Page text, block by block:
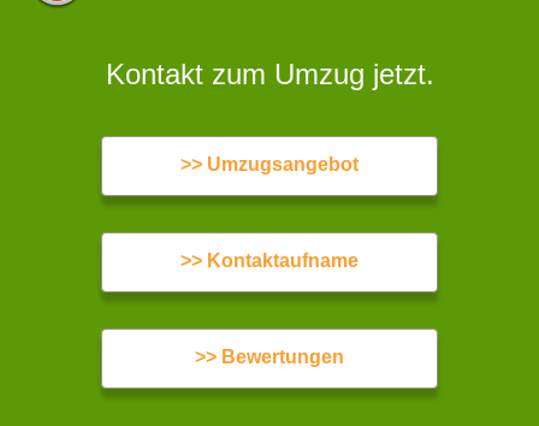
Kontakt zum Umzug jetzt.
>> Umzugsangebot
>> Kontaktaufname
>> Bewertungen